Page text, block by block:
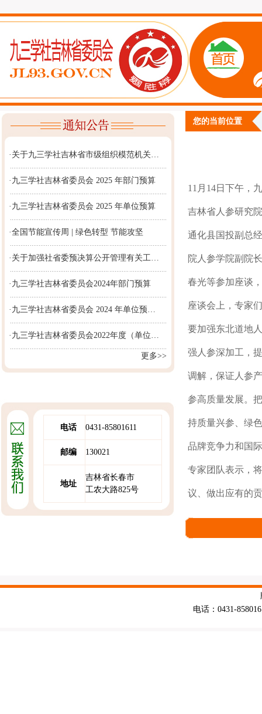
·关于九三学社吉林省市级组织模范机关…
·九三学社吉林省委员会 2025 年部门预算
·九三学社吉林省委员会 2025 年单位预算
·全国节能宣传周 | 绿色转型 节能攻坚
·关于加强社省委预决算公开管理有关工…
·九三学社吉林省委员会2024年部门预算
·九三学社吉林省委员会 2024 年单位预…
·九三学社吉林省委员会2022年度（单位…
更多>>
电话 0431-85801611
邮编 130021
地址
吉林省长春市
工农大路825号
您的当前位置
11月14日下午，
吉林省人参研究
通化县国投副总
院人参学院副院
春光等参加座谈
座谈会上，专家
要加强东北道地
强人参深加工，
调解，保证人参
参高质量发展。
持质量兴参、绿
品牌竞争力和国
专家团队表示，
议、做出应有的
电话：0431-